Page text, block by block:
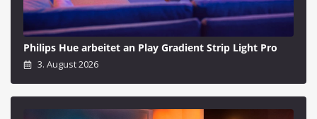
Philips Hue arbeitet an Play Gradient Strip Light Pro
3. August 2026